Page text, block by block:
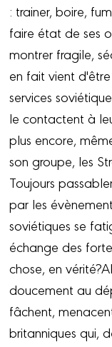
: trainer, boire,
faire état de ses
montrer fragile,
en fait vient
services
le contactent à
plus encore,
son groupe, les
Toujours
par les
soviétiques se
échange des
chose, en
doucement au
fâchent,
britanniques qui,